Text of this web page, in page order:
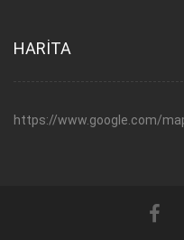
HARİTA
https://www.google.com/